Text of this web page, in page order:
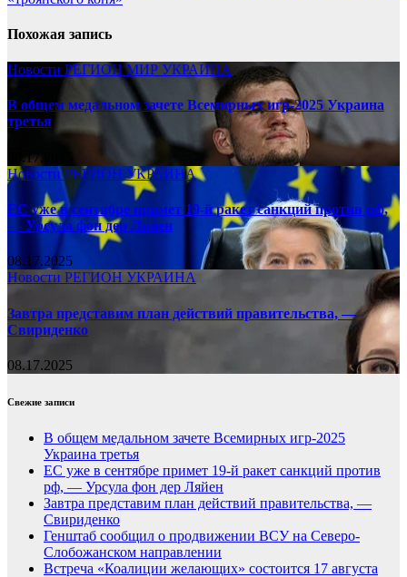
Похожая запись
Новости РЕГИОНМИР УКРАИНА
В общем медальном зачете Всемирных игр-2025 Украина
третья
08.17.2025
НовостиРЕГИОНУКРАИНА
ЕС уже в сентябре примет 19-й ракет санкций против рф,
— Урсула фон дер Ляйен
08.17.2025
Новости РЕГИОН УКРАИНА
Завтра представим план действий правительства, —
Свириденко
08.17.2025
Свежие записи
В общем медальном зачете Всемирных игр-2025
Украина третья
ЕС уже в сентябре примет 19-й ракет санкций против
рф, — Урсула фон дер Ляйен
Завтра представим план действий правительства, —
Свириденко
Генштаб сообщил о продвижении ВСУ на Северо-
Слобожанском направлении
Встреча «Коалиции желающих» состоится 17 августа